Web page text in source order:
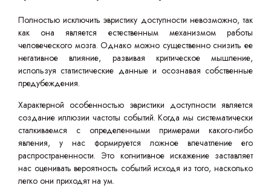
Полностью исключить эвристику доступности невозможно, так
как она является естественным механизмом работы
человеческого мозга. Однако можно существенно снизить ее
негативное влияние, развивая критическое мышление,
используя статистические данные и осознавая собственные
предубеждения.
Характерной особенностью эвристики доступности является
создание иллюзии частоты событий. Когда мы систематически
сталкиваемся с определенными примерами какого-либо
явления, у нас формируется ложное впечатление его
распространенности. Это когнитивное искажение заставляет
нас оценивать вероятность событий исходя из того, насколько
легко они приходят на ум.